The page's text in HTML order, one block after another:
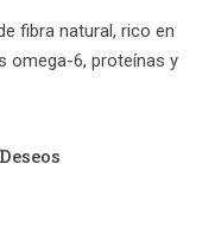
precios:
desde
fibra natural, rico en
omega-6, proteínas y